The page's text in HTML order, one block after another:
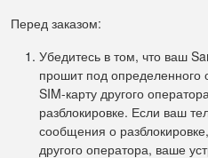
Перед заказом:
Убедитесь в том, что ваш
прошит под определенного
SIM-карту другого
разблокировке. Если ваш
сообщения о
другого оператора, ваше